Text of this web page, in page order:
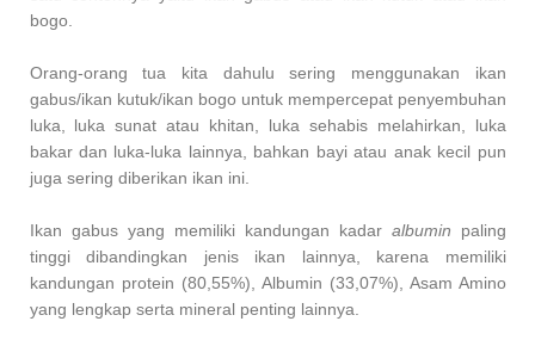
bogo.
Orang-orang tua kita dahulu sering menggunakan ikan
gabus/ikan kutuk/ikan bogo untuk mempercepat penyembuhan
luka, luka sunat atau khitan, luka sehabis melahirkan, luka
bakar dan luka-luka lainnya, bahkan bayi atau anak kecil pun
juga sering diberikan ikan ini.
Ikan gabus yang memiliki kandungan kadar albumin paling
tinggi dibandingkan jenis ikan lainnya, karena memiliki
kandungan protein (80,55%), Albumin (33,07%), Asam Amino
yang lengkap serta mineral penting lainnya.